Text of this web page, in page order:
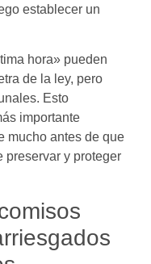
establecer un
hora» pueden
de la ley, pero
Esto
importante
mucho antes de que
preservar y proteger